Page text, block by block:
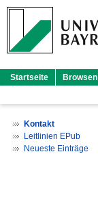
Startseite Browsen
Kontakt
Leitlinien EPub
Neueste Einträge